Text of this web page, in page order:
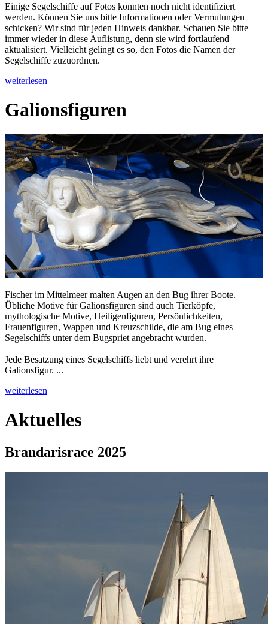
Einige Segelschiffe auf Fotos konnten noch nicht identifiziert
werden. Können Sie uns bitte Informationen oder Vermutungen
schicken? Wir sind für jeden Hinweis dankbar. Schauen Sie bitte
immer wieder in diese Auflistung, denn sie wird fortlaufend
aktualisiert. Vielleicht gelingt es so, den Fotos die Namen der
Segelschiffe zuzuordnen.
weiterlesen
Galionsfiguren
Fischer im Mittelmeer malten Augen an den Bug ihrer Boote.
Übliche Motive für Galionsfiguren sind auch Tierköpfe,
mythologische Motive, Heiligenfiguren, Persönlichkeiten,
Frauenfiguren, Wappen und Kreuzschilde, die am Bug eines
Segelschiffs unter dem Bugspriet angebracht wurden.
Jede Besatzung eines Segelschiffs liebt und verehrt ihre
Galionsfigur. ...
weiterlesen
Aktuelles
Brandarisrace 2025